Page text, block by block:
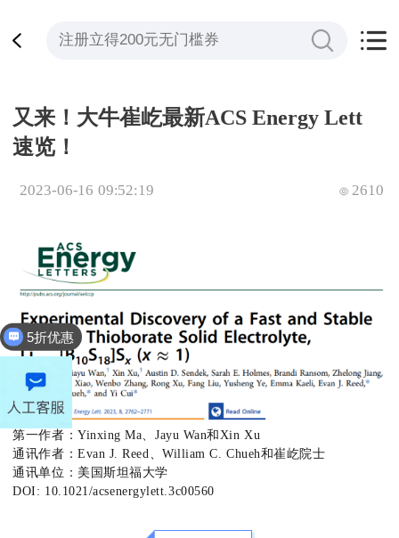
又来！大牛崔屹最新ACS Energy Lett
速览！
2023-06-16 09:52:19 2610
第一作者：Yinxing Ma、Jayu Wan和Xin Xu
通讯作者：Evan J. Reed、William C. Chueh和崔屹院士
通讯单位：美国斯坦福大学
DOI: 10.1021/acsenergylett.3c00560
5折优惠